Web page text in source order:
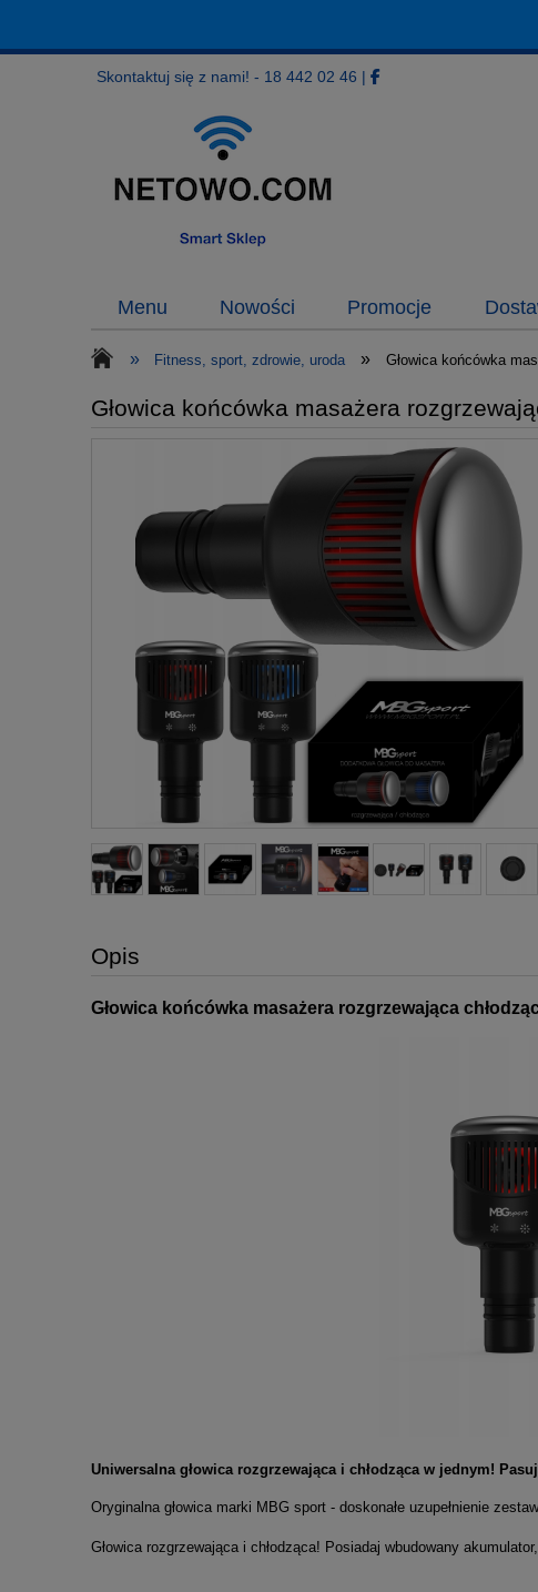
Skontaktuj się z nami! - 18 442 02 46 |
Menu Nowości Promocje
» Fitness, sport, zdrowie, uroda » Głowica końcówka
Głowica końcówka masażera
Cena nie zawiera
płatności
Opis
Głowica końcówka masażera rozgrzewająca
Uniwersalna głowica rozgrzewająca i chłodząca w jednym!
Oryginalna głowica marki MBG sport - doskonałe uzupełnienie
Głowica rozgrzewająca i chłodząca! Posiadaj wbudowany